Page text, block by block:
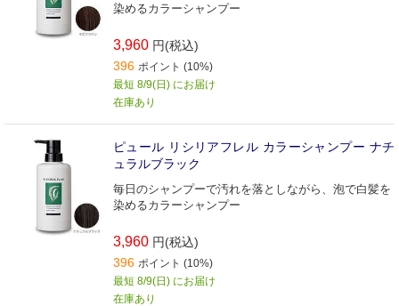
染めるカラーシャンプー
3,960 円(税込)
396 ポイント (10%)
最短 8/9(日) にお届け
在庫あり
ピュール リシリアフレル カラーシャンプー ナチ
ュラルブラック
毎日のシャンプーで汚れを落としながら、泡で白髪を
染めるカラーシャンプー
3,960 円(税込)
396 ポイント (10%)
最短 8/9(日) にお届け
在庫あり